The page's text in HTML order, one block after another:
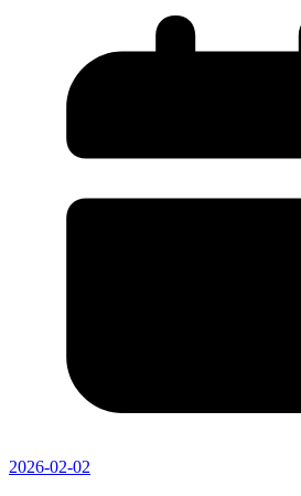
2026-02-02